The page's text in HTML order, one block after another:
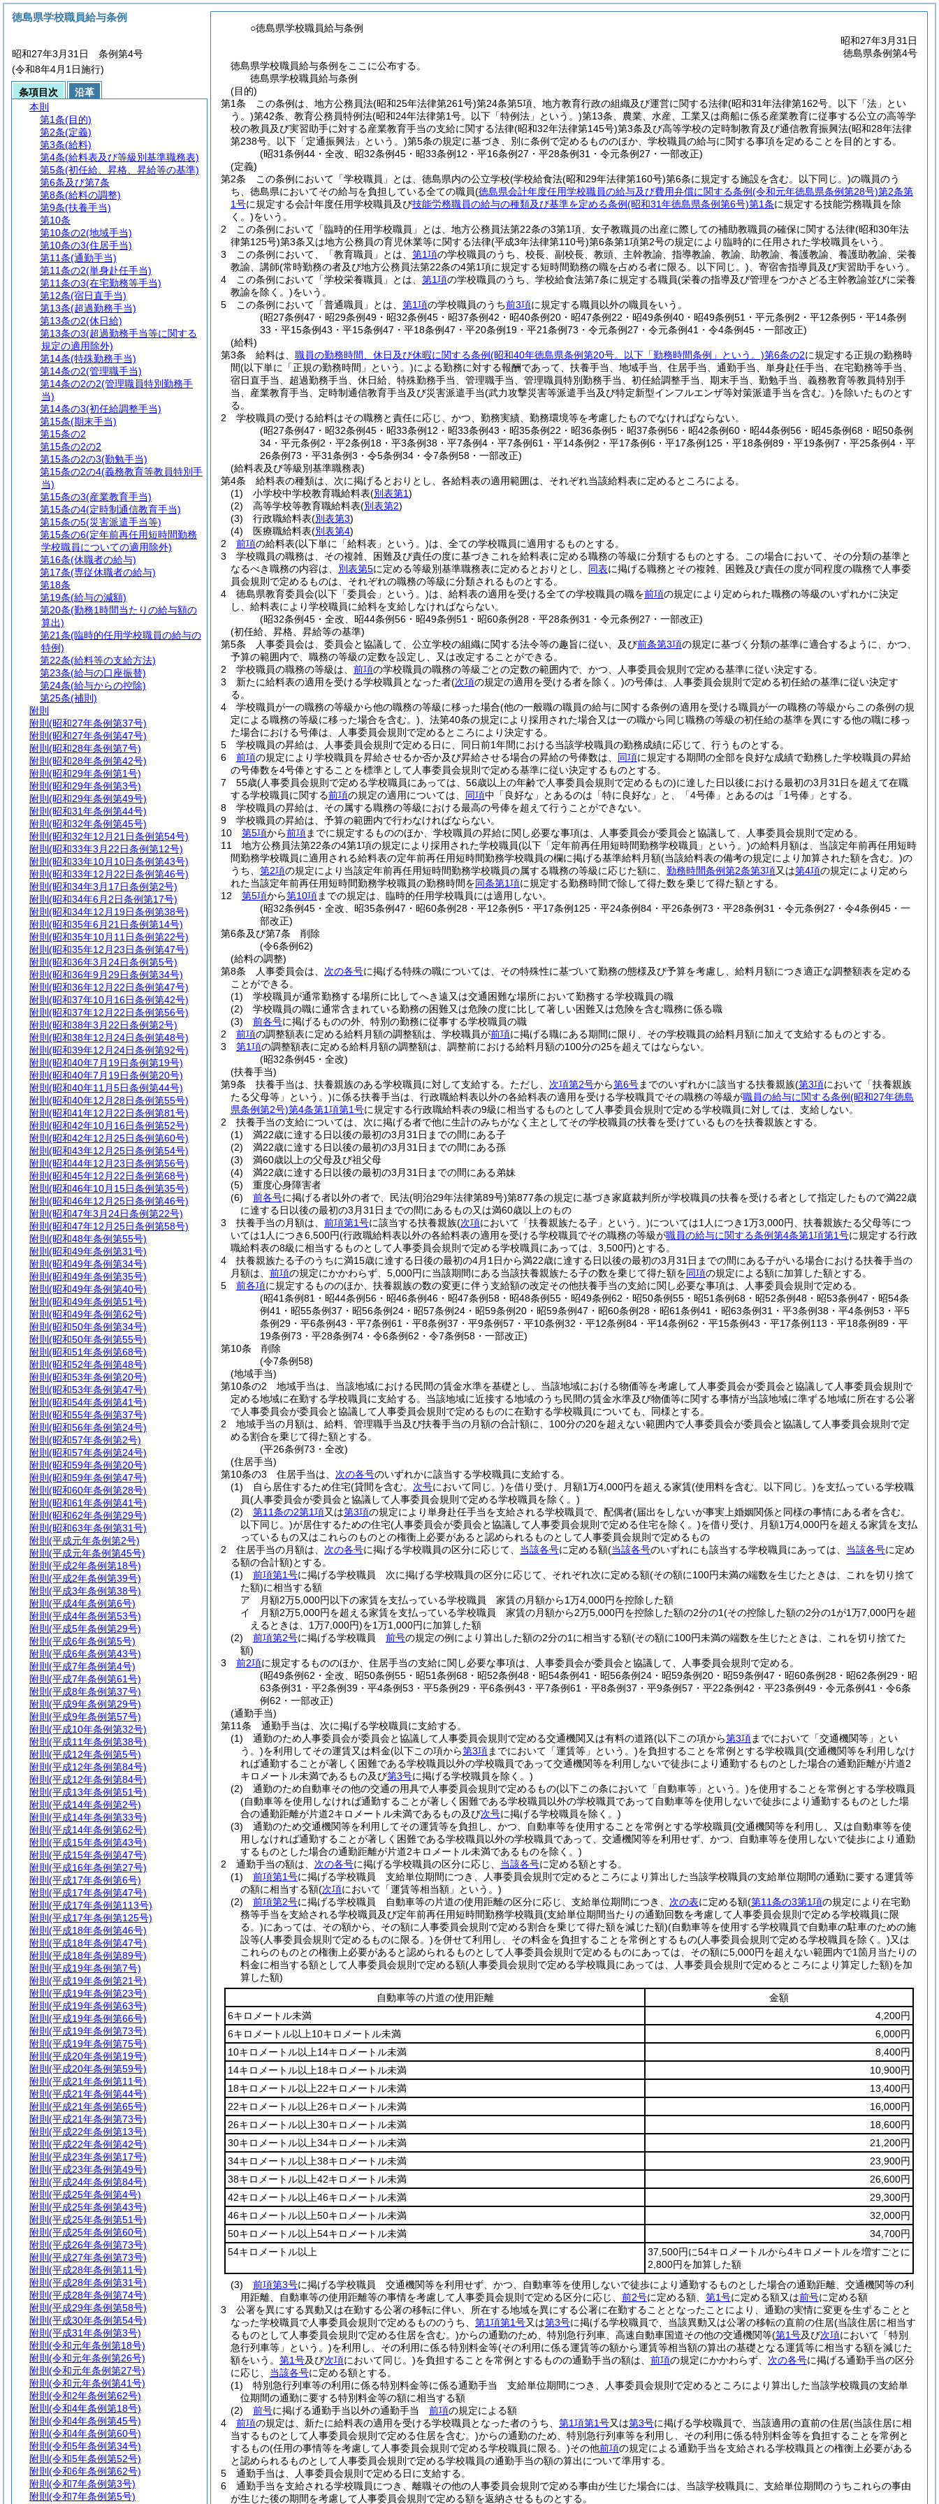
○徳島県学校職員給与条例
昭和27年3月31日
徳島県条例第4号
徳島県学校職員給与条例をここに公布する。
徳島県学校職員給与条例
(目的)
第1条
この条例は、地方公務員法(昭和25年法律第261号)第24条第5項、地方教育行政の組織及び運営に関する法律(昭和31年法律第162号。以下「法」とい
う。)第42条、教育公務員特例法(昭和24年法律第1号。以下「特例法」という。)第13条、農業、水産、工業又は商船に係る産業教育に従事する公立の高等学
校の教員及び実習助手に対する産業教育手当の支給に関する法律(昭和32年法律第145号)第3条及び高等学校の定時制教育及び通信教育振興法(昭和28年法律
第238号。以下「定通振興法」という。)第5条の規定に基づき、別に条例で定めるもののほか、学校職員の給与に関する事項を定めることを目的とする。
(昭31条例44・全改、昭32条例45・昭33条例12・平16条例27・平28条例31・令元条例27・一部改正)
(定義)
第2条
この条例において「学校職員」とは、徳島県内の公立学校(学校給食法(昭和29年法律第160号)第6条に規定する施設を含む。以下同じ。)の職員のう
ち、徳島県においてその給与を負担している全ての職員(徳島県会計年度任用学校職員の給与及び費用弁償に関する条例(令和元年徳島県条例第28号)第2条第
1号に規定する会計年度任用学校職員及び技能労務職員の給与の種類及び基準を定める条例(昭和31年徳島県条例第6号)第1条に規定する技能労務職員を除
く。)をいう。
2
この条例において「臨時的任用学校職員」とは、地方公務員法第22条の3第1項、女子教職員の出産に際しての補助教職員の確保に関する法律(昭和30年法
律第125号)第3条又は地方公務員の育児休業等に関する法律(平成3年法律第110号)第6条第1項第2号の規定により臨時的に任用された学校職員をいう。
3
この条例において、「教育職員」とは、 第1項の学校職員のうち、校長、副校長、教頭、主幹教諭、指導教諭、教諭、助教諭、養護教諭、養護助教諭、栄養
教諭、講師(常時勤務の者及び地方公務員法第22条の4第1項に規定する短時間勤務の職を占める者に限る。以下同じ。) 、寄宿舎指導員及び実習助手をいう。
4
この条例において「学校栄養職員」とは、 第1項の学校職員のうち、学校給食法第7条に規定する職員(栄養の指導及び管理をつかさどる主幹教諭並びに栄養
教諭を除く。)をいう。
5
この条例において「普通職員」とは、 第1項の学校職員のうち前3項に規定する職員以外の職員をいう。
(昭27条例47・昭29条例49・昭32条例45・昭37条例42・昭40条例20・昭47条例22・昭49条例40・昭49条例51・平元条例2・平12条例5・平14条例
33・平15条例43・平15条例47・平18条例47・平20条例19・平21条例73・令元条例27・令元条例41・令4条例45・一部改正)
(給料)
第3条
給料は、 職員の勤務時間、休日及び休暇に関する条例(昭和40年徳島県条例第20号。以下「勤務時間条例」という。)第6条の2に規定する正規の勤務時
間(以下単に「正規の勤務時間」という。)による勤務に対する報酬であって、扶養手当、地域手当、住居手当、通勤手当、単身赴任手当、在宅勤務等手当、
宿日直手当、超過勤務手当、休日給、特殊勤務手当、管理職手当、管理職員特別勤務手当、初任給調整手当、期末手当、勤勉手当、義務教育等教員特別手
当、産業教育手当、定時制通信教育手当及び災害派遣手当(武力攻撃災害等派遣手当及び特定新型インフルエンザ等対策派遣手当を含む。)を除いたものとす
る。
2
学校職員の受ける給料はその職務と責任に応じ、かつ、勤務実績、勤務環境等を考慮したものでなければならない。
(昭27条例47・昭32条例45・昭33条例12・昭33条例43・昭35条例22・昭36条例5・昭37条例56・昭42条例60・昭44条例56・昭45条例68・昭50条例
34・平元条例2・平2条例18・平3条例38・平7条例4・平7条例61・平14条例2・平17条例6・平17条例125・平18条例89・平19条例7・平25条例4・平
26条例73・平31条例3・令5条例34・令7条例58・一部改正)
(給料表及び等級別基準職務表)
第4条
給料表の種類は、次に掲げるとおりとし、各給料表の適用範囲は、それぞれ当該給料表に定めるところによる。
(1)
小学校中学校教育職給料表(別表第1)
(2)
高等学校等教育職給料表(別表第2)
(3)
行政職給料表(別表第3)
(4)
医療職給料表(別表第4)
2
前項の給料表(以下単に「給料表」という。)は、全ての学校職員に適用するものとする。
3
学校職員の職務は、その複雑、困難及び責任の度に基づきこれを給料表に定める職務の等級に分類するものとする。
この場合において、その分類の基準と
なるべき職務の内容は、 別表第5に定める等級別基準職務表に定めるとおりとし、 同表に掲げる職務とその複雑、困難及び責任の度が同程度の職務で人事委
員会規則で定めるものは、それぞれの職務の等級に分類されるものとする。
4
徳島県教育委員会(以下「委員会」という。)は、給料表の適用を受ける全ての学校職員の職を前項の規定により定められた職務の等級のいずれかに決定
し、給料表により学校職員に給料を支給しなければならない。
(昭32条例45・全改、昭44条例56・昭49条例51・昭60条例28・平28条例31・令元条例27・一部改正)
(初任給、昇格、昇給等の基準)
第5条
人事委員会は、委員会と協議して、公立学校の組織に関する法令等の趣旨に従い、及び前条第3項の規定に基づく分類の基準に適合するように、かつ、
予算の範囲内で、職務の等級の定数を設定し、又は改定することができる。
2
学校職員の職務の等級は、 前項の学校職員の職務の等級ごとの定数の範囲内で、かつ、人事委員会規則で定める基準に従い決定する。
3
新たに給料表の適用を受ける学校職員となった者(次項の規定の適用を受ける者を除く。)の号俸は、人事委員会規則で定める初任給の基準に従い決定す
る。
4
学校職員が一の職務の等級から他の職務の等級に移った場合(他の一般職の職員の給与に関する条例の適用を受ける職員が一の職務の等級からこの条例の規
定による職務の等級に移った場合を含む。) 、法第40条の規定により採用された場合又は一の職から同じ職務の等級の初任給の基準を異にする他の職に移っ
た場合における号俸は、人事委員会規則で定めるところにより決定する。
5
学校職員の昇給は、人事委員会規則で定める日に、同日前1年間における当該学校職員の勤務成績に応じて、行うものとする。
6
前項の規定により学校職員を昇給させるか否か及び昇給させる場合の昇給の号俸数は、 同項に規定する期間の全部を良好な成績で勤務した学校職員の昇給
の号俸数を4号俸とすることを標準として人事委員会規則で定める基準に従い決定するものとする。
7
55歳(人事委員会規則で定める学校職員にあっては、56歳以上の年齢で人事委員会規則で定めるもの)に達した日以後における最初の3月31日を超えて在職
する学校職員に関する前項の規定の適用については、 同項中「良好な」とあるのは「特に良好な」と、「4号俸」とあるのは「1号俸」とする。
8
学校職員の昇給は、その属する職務の等級における最高の号俸を超えて行うことができない。
9
学校職員の昇給は、予算の範囲内で行わなければならない。
10
第5項から前項までに規定するもののほか、学校職員の昇給に関し必要な事項は、人事委員会が委員会と協議して、人事委員会規則で定める。
11
地方公務員法第22条の4第1項の規定により採用された学校職員(以下「定年前再任用短時間勤務学校職員」という。)の給料月額は、当該定年前再任用短時
間勤務学校職員に適用される給料表の定年前再任用短時間勤務学校職員の欄に掲げる基準給料月額(当該給料表の備考の規定により加算された額を含む。)の
うち、 第2項の規定により当該定年前再任用短時間勤務学校職員の属する職務の等級に応じた額に、 勤務時間条例第2条第3項又は第4項の規定により定めら
れた当該定年前再任用短時間勤務学校職員の勤務時間を同条第1項に規定する勤務時間で除して得た数を乗じて得た額とする。
12
第5項から第10項までの規定は、臨時的任用学校職員には適用しない。
(昭32条例45・全改、昭35条例47・昭60条例28・平12条例5・平17条例125・平24条例84・平26条例73・平28条例31・令元条例27・令4条例45・一
部改正)
第6条及び第7条
削除
(令6条例62)
(給料の調整)
第8条
人事委員会は、 次の各号に掲げる特殊の職については、その特殊性に基づいて勤務の態様及び予算を考慮し、給料月額につき適正な調整額表を定める
ことができる。
(1)
学校職員が通常勤務する場所に比してへき遠又は交通困難な場所において勤務する学校職員の職
(2)
学校職員の職に通常含まれている勤務の困難又は危険の度に比して著しい困難又は危険を含む職務に係る職
(3)
前各号に掲げるものの外、特別の勤務に従事する学校職員の職
2
前項の調整額表に定める給料月額の調整額は、学校職員が前項に掲げる職にある期間に限り、その学校職員の給料月額に加えて支給するものとする。
3
第1項の調整額表に定める給料月額の調整額は、調整前における給料月額の100分の25を超えてはならない。
(昭32条例45・全改)
(扶養手当)
第9条
扶養手当は、扶養親族のある学校職員に対して支給する。 ただし、 次項第2号から第6号までのいずれかに該当する扶養親族(第3項において「扶養親族
たる父母等」という。)に係る扶養手当は、行政職給料表以外の各給料表の適用を受ける学校職員でその職務の等級が職員の給与に関する条例(昭和27年徳島
県条例第2号)第4条第1項第1号に規定する行政職給料表の9級に相当するものとして人事委員会規則で定める学校職員に対しては、支給しない。
2
扶養手当の支給については、次に掲げる者で他に生計のみちがなく主としてその学校職員の扶養を受けているものを扶養親族とする。
(1)
満22歳に達する日以後の最初の3月31日までの間にある子
(2)
満22歳に達する日以後の最初の3月31日までの間にある孫
(3)
満60歳以上の父母及び祖父母
(4)
満22歳に達する日以後の最初の3月31日までの間にある弟妹
(5)
重度心身障害者
(6)
前各号に掲げる者以外の者で、民法(明治29年法律第89号)第877条の規定に基づき家庭裁判所が学校職員の扶養を受ける者として指定したもので満22歳
に達する日以後の最初の3月31日までの間にあるもの又は満60歳以上のもの
3
扶養手当の月額は、 前項第1号に該当する扶養親族(次項において「扶養親族たる子」という。)については1人につき1万3,000円、扶養親族たる父母等につ
いては1人につき6,500円(行政職給料表以外の各給料表の適用を受ける学校職員でその職務の等級が職員の給与に関する条例第4条第1項第1号に規定する行政
職給料表の8級に相当するものとして人事委員会規則で定める学校職員にあっては、3,500円)とする。
4
扶養親族たる子のうちに満15歳に達する日後の最初の4月1日から満22歳に達する日以後の最初の3月31日までの間にある子がいる場合における扶養手当の
月額は、 前項の規定にかかわらず、5,000円に当該期間にある当該扶養親族たる子の数を乗じて得た額を同項の規定による額に加算した額とする。
5
前各項に規定するもののほか、扶養親族の数の変更に伴う支給額の改定その他扶養手当の支給に関し必要な事項は、人事委員会規則で定める。
(昭41条例81・昭44条例56・昭46条例46・昭47条例58・昭48条例55・昭49条例62・昭50条例55・昭51条例68・昭52条例48・昭53条例47・昭54条
例41・昭55条例37・昭56条例24・昭57条例24・昭59条例20・昭59条例47・昭60条例28・昭61条例41・昭63条例31・平3条例38・平4条例53・平5
条例29・平6条例43・平7条例61・平8条例37・平9条例57・平10条例32・平12条例84・平14条例62・平15条例43・平17条例113・平18条例89・平
19条例73・平28条例74・令6条例62・令7条例58・一部改正)
第10条
削除
(令7条例58)
(地域手当)
第10条の2
地域手当は、当該地域における民間の賃金水準を基礎とし、当該地域における物価等を考慮して人事委員会が委員会と協議して人事委員会規則で
定める地域に在勤する学校職員に支給する。 当該地域に近接する地域のうち民間の賃金水準及び物価等に関する事情が当該地域に準ずる地域に所在する公署
で人事委員会が委員会と協議して人事委員会規則で定めるものに在勤する学校職員についても、同様とする。
2
地域手当の月額は、給料、管理職手当及び扶養手当の月額の合計額に、100分の20を超えない範囲内で人事委員会が委員会と協議して人事委員会規則で定
める割合を乗じて得た額とする。
(平26条例73・全改)
(住居手当)
第10条の3
住居手当は、 次の各号のいずれかに該当する学校職員に支給する。
(1)
自ら居住するため住宅(貸間を含む。 次号において同じ。)を借り受け、月額1万4,000円を超える家賃(使用料を含む。以下同じ。)を支払っている学校職
員(人事委員会が委員会と協議して人事委員会規則で定める学校職員を除く。)
(2)
第11条の2第1項又は第3項の規定により単身赴任手当を支給される学校職員で、配偶者(届出をしないが事実上婚姻関係と同様の事情にある者を含む。
以下同じ。)が居住するための住宅(人事委員会が委員会と協議して人事委員会規則で定める住宅を除く。)を借り受け、月額1万4,000円を超える家賃を支払
っているもの又はこれらのものとの権衡上必要があると認められるものとして人事委員会規則で定めるもの
2
住居手当の月額は、 次の各号に掲げる学校職員の区分に応じて、 当該各号に定める額(当該各号のいずれにも該当する学校職員にあっては、 当該各号に定め
る額の合計額)とする。
(1)
前項第1号に掲げる学校職員 次に掲げる学校職員の区分に応じて、それぞれ次に定める額(その額に100円未満の端数を生じたときは、これを切り捨て
た額)に相当する額
ア
月額2万5,000円以下の家賃を支払っている学校職員 家賃の月額から1万4,000円を控除した額
イ
月額2万5,000円を超える家賃を支払っている学校職員 家賃の月額から2万5,000円を控除した額の2分の1(その控除した額の2分の1が1万7,000円を超
えるときは、1万7,000円)を1万1,000円に加算した額
(2)
前項第2号に掲げる学校職員 前号の規定の例により算出した額の2分の1に相当する額(その額に100円未満の端数を生じたときは、これを切り捨てた
額)
3
前2項に規定するもののほか、住居手当の支給に関し必要な事項は、人事委員会が委員会と協議して、人事委員会規則で定める。
(昭49条例62・全改、昭50条例55・昭51条例68・昭52条例48・昭54条例41・昭56条例24・昭59条例20・昭59条例47・昭60条例28・昭62条例29・昭
63条例31・平2条例39・平4条例53・平5条例29・平6条例43・平7条例61・平8条例37・平9条例57・平22条例42・平23条例49・令元条例41・令6条
例62・一部改正)
(通勤手当)
第11条
通勤手当は、次に掲げる学校職員に支給する。
(1)
通勤のため人事委員会が委員会と協議して人事委員会規則で定める交通機関又は有料の道路(以下この項から第3項までにおいて「交通機関等」とい
う。)を利用してその運賃又は料金(以下この項から第3項までにおいて「運賃等」という。)を負担することを常例とする学校職員(交通機関等を利用しなけ
れば通勤することが著しく困難である学校職員以外の学校職員であって交通機関等を利用しないで徒歩により通勤するものとした場合の通勤距離が片道2
キロメートル未満であるもの及び第3号に掲げる学校職員を除く。)
(2)
通勤のため自動車その他の交通の用具で人事委員会規則で定めるもの(以下この条において「自動車等」という。)を使用することを常例とする学校職員
(自動車等を使用しなければ通勤することが著しく困難である学校職員以外の学校職員であって自動車等を使用しないで徒歩により通勤するものとした場
合の通勤距離が片道2キロメートル未満であるもの及び次号に掲げる学校職員を除く。)
(3)
通勤のため交通機関等を利用してその運賃等を負担し、かつ、自動車等を使用することを常例とする学校職員(交通機関等を利用し、又は自動車等を使
用しなければ通勤することが著しく困難である学校職員以外の学校職員であって、交通機関等を利用せず、かつ、自動車等を使用しないで徒歩により通勤
するものとした場合の通勤距離が片道2キロメートル未満であるものを除く。)
2
通勤手当の額は、 次の各号に掲げる学校職員の区分に応じ、 当該各号に定める額とする。
(1)
前項第1号に掲げる学校職員 支給単位期間につき、人事委員会規則で定めるところにより算出した当該学校職員の支給単位期間の通勤に要する運賃等
の額に相当する額(次項において「運賃等相当額」という。)
(2)
前項第2号に掲げる学校職員 自動車等の片道の使用距離の区分に応じ、支給単位期間につき、 次の表に定める額(第11条の3第1項の規定により在宅勤
務等手当を支給される学校職員及び定年前再任用短時間勤務学校職員(支給単位期間当たりの通勤回数を考慮して人事委員会規則で定める学校職員に限
る。)にあっては、その額から、その額に人事委員会規則で定める割合を乗じて得た額を減じた額)(自動車等を使用する学校職員で自動車の駐車のための施
設等(人事委員会規則で定めるものに限る。)を併せて利用し、その料金を負担することを常例とするもの(人事委員会規則で定める学校職員を除く。)又は
これらのものとの権衡上必要があると認められるものとして人事委員会規則で定めるものにあっては、その額に5,000円を超えない範囲内で1箇月当たりの
料金に相当する額として人事委員会規則で定める額(人事委員会規則で定める学校職員にあっては、人事委員会規則で定めるところにより算定した額)を加
算した額)
自動車等の片道の使用距離
金額
6キロメートル未満
4,200円
6キロメートル以上10キロメートル未満
6,000円
10キロメートル以上14キロメートル未満
8,400円
14キロメートル以上18キロメートル未満
10,900円
18キロメートル以上22キロメートル未満
13,400円
22キロメートル以上26キロメートル未満
16,000円
26キロメートル以上30キロメートル未満
18,600円
30キロメートル以上34キロメートル未満
21,200円
34キロメートル以上38キロメートル未満
23,900円
38キロメートル以上42キロメートル未満
26,600円
42キロメートル以上46キロメートル未満
29,300円
46キロメートル以上50キロメートル未満
32,000円
50キロメートル以上54キロメートル未満
34,700円
54キロメートル以上
37,500円に54キロメートルから4キロメートルを増すごとに
2,800円を加算した額
(3)
前項第3号に掲げる学校職員 交通機関等を利用せず、かつ、自動車等を使用しないで徒歩により通勤するものとした場合の通勤距離、交通機関等の利
用距離、自動車等の使用距離等の事情を考慮して人事委員会規則で定める区分に応じ、 前2号に定める額、 第1号に定める額又は前号に定める額
3
公署を異にする異動又は在勤する公署の移転に伴い、所在する地域を異にする公署に在勤することとなったことにより、通勤の実情に変更を生ずることと
なった学校職員で人事委員会規則で定めるもののうち、 第1項第1号又は第3号に掲げる学校職員で、当該異動又は公署の移転の直前の住居(当該住居に相当す
るものとして人事委員会規則で定める住居を含む。)からの通勤のため、特別急行列車、高速自動車国道その他の交通機関等(第1号及び次項において「特別
急行列車等」という。)を利用し、その利用に係る特別料金等(その利用に係る運賃等の額から運賃等相当額の算出の基礎となる運賃等に相当する額を減じた
額をいう。 第1号及び次項において同じ。)を負担することを常例とするものの通勤手当の額は、 前項の規定にかかわらず、 次の各号に掲げる通勤手当の区分
に応じ、 当該各号に定める額とする。
(1)
特別急行列車等の利用に係る特別料金等に係る通勤手当 支給単位期間につき、人事委員会規則で定めるところにより算出した当該学校職員の支給単
位期間の通勤に要する特別料金等の額に相当する額
(2)
前号に掲げる通勤手当以外の通勤手当 前項の規定による額
4
前項の規定は、新たに給料表の適用を受ける学校職員となった者のうち、 第1項第1号又は第3号に掲げる学校職員で、当該適用の直前の住居(当該住居に相
当するものとして人事委員会規則で定める住居を含む。)からの通勤のため、特別急行列車等を利用し、その利用に係る特別料金等を負担することを常例と
するもの(任用の事情等を考慮して人事委員会規則で定める学校職員に限る。)その他前項の規定による通勤手当を支給される学校職員との権衡上必要がある
と認められるものとして人事委員会規則で定める学校職員の通勤手当の額の算出について準用する。
5
通勤手当は、人事委員会規則で定める日に支給する。
6
通勤手当を支給される学校職員につき、離職その他の人事委員会規則で定める事由が生じた場合には、当該学校職員に、支給単位期間のうちこれらの事由
が生じた後の期間を考慮して人事委員会規則で定める額を返納させるものとする。
徳島県学校職員給与条例
昭和27年3月31日 条例第4号
(令和8年4月1日施行)
条項目次
沿革
本則
第1条(目的)
第2条(定義)
第3条(給料)
第4条(給料表及び等級別基準職務表)
第5条(初任給、昇格、昇給等の基準)
第6条及び第7条
第8条(給料の調整)
第9条(扶養手当)
第10条
第10条の2(地域手当)
第10条の3(住居手当)
第11条(通勤手当)
第11条の2(単身赴任手当)
第11条の3(在宅勤務等手当)
第12条(宿日直手当)
第13条(超過勤務手当)
第13条の2(休日給)
第13条の3(超過勤務手当等に関する
規定の適用除外)
第14条(特殊勤務手当)
第14条の2(管理職手当)
第14条の2の2(管理職員特別勤務手
当)
第14条の3(初任給調整手当)
第15条(期末手当)
第15条の2
第15条の2の2
第15条の2の3(勤勉手当)
第15条の2の4(義務教育等教員特別手
当)
第15条の3(産業教育手当)
第15条の4(定時制通信教育手当)
第15条の5(災害派遣手当等)
第15条の6(定年前再任用短時間勤務
学校職員についての適用除外)
第16条(休職者の給与)
第17条(専従休職者の給与)
第18条
第19条(給与の減額)
第20条(勤務1時間当たりの給与額の
算出)
第21条(臨時的任用学校職員の給与の
特例)
第22条(給料等の支給方法)
第23条(給与の口座振替)
第24条(給与からの控除)
第25条(補則)
附則
附則 (昭和27年条例第37号)
附則 (昭和27年条例第47号)
附則 (昭和28年条例第7号)
附則 (昭和28年条例第42号)
附則 (昭和29年条例第1号)
附則 (昭和29年条例第3号)
附則 (昭和29年条例第49号)
附則 (昭和31年条例第44号)
附則 (昭和32年条例第45号)
附則 (昭和32年12月21日条例第54号)
附則 (昭和33年3月22日条例第12号)
附則 (昭和33年10月10日条例第43号)
附則 (昭和33年12月22日条例第46号)
附則 (昭和34年3月17日条例第2号)
附則 (昭和34年6月2日条例第17号)
附則 (昭和34年12月19日条例第38号)
附則 (昭和35年6月21日条例第14号)
附則 (昭和35年10月11日条例第22号)
附則 (昭和35年12月23日条例第47号)
附則 (昭和36年3月24日条例第5号)
附則 (昭和36年9月29日条例第34号)
附則 (昭和36年12月22日条例第47号)
附則 (昭和37年10月16日条例第42号)
附則 (昭和37年12月22日条例第56号)
附則 (昭和38年3月22日条例第2号)
附則 (昭和38年12月24日条例第48号)
附則 (昭和39年12月24日条例第92号)
附則 (昭和40年7月19日条例第19号)
附則 (昭和40年7月19日条例第20号)
附則 (昭和40年11月5日条例第44号)
附則 (昭和40年12月28日条例第55号)
附則 (昭和41年12月22日条例第81号)
附則 (昭和42年10月16日条例第52号)
附則 (昭和42年12月25日条例第60号)
附則 (昭和43年12月25日条例第54号)
附則 (昭和44年12月23日条例第56号)
附則 (昭和45年12月22日条例第68号)
附則 (昭和46年10月15日条例第35号)
附則 (昭和46年12月25日条例第46号)
附則 (昭和47年3月24日条例第22号)
附則 (昭和47年12月25日条例第58号)
附則 (昭和48年条例第55号)
附則 (昭和49年条例第31号)
附則 (昭和49年条例第34号)
附則 (昭和49年条例第35号)
附則 (昭和49年条例第40号)
附則 (昭和49年条例第51号)
附則 (昭和49年条例第62号)
附則 (昭和50年条例第34号)
附則 (昭和50年条例第55号)
附則 (昭和51年条例第68号)
附則 (昭和52年条例第48号)
附則 (昭和53年条例第20号)
附則 (昭和53年条例第47号)
附則 (昭和54年条例第41号)
附則 (昭和55年条例第37号)
附則 (昭和56年条例第24号)
附則 (昭和57年条例第2号)
附則 (昭和57年条例第24号)
附則 (昭和59年条例第20号)
附則 (昭和59年条例第47号)
附則 (昭和60年条例第28号)
附則 (昭和61年条例第41号)
附則 (昭和62年条例第29号)
附則 (昭和63年条例第31号)
附則 (平成元年条例第2号)
附則 (平成元年条例第45号)
附則 (平成2年条例第18号)
附則 (平成2年条例第39号)
附則 (平成3年条例第38号)
附則 (平成4年条例第6号)
附則 (平成4年条例第53号)
附則 (平成5年条例第29号)
附則 (平成6年条例第5号)
附則 (平成6年条例第43号)
附則 (平成7年条例第4号)
附則 (平成7年条例第61号)
附則 (平成8年条例第37号)
附則 (平成9年条例第29号)
附則 (平成9年条例第57号)
附則 (平成10年条例第32号)
附則 (平成11年条例第38号)
附則 (平成12年条例第5号)
附則 (平成12年条例第84号)
附則 (平成12年条例第84号)
附則 (平成13年条例第51号)
附則 (平成14年条例第2号)
附則 (平成14年条例第33号)
附則 (平成14年条例第62号)
附則 (平成15年条例第43号)
附則 (平成15年条例第47号)
附則 (平成16年条例第27号)
附則 (平成17年条例第6号)
附則 (平成17年条例第47号)
附則 (平成17年条例第113号)
附則 (平成17年条例第125号)
附則 (平成18年条例第46号)
附則 (平成18年条例第47号)
附則 (平成18年条例第89号)
附則 (平成19年条例第7号)
附則 (平成19年条例第21号)
附則 (平成19年条例第23号)
附則 (平成19年条例第63号)
附則 (平成19年条例第66号)
附則 (平成19年条例第73号)
附則 (平成19年条例第75号)
附則 (平成20年条例第19号)
附則 (平成20年条例第59号)
附則 (平成21年条例第11号)
附則 (平成21年条例第44号)
附則 (平成21年条例第65号)
附則 (平成21年条例第73号)
附則 (平成22年条例第13号)
附則 (平成22年条例第42号)
附則 (平成23年条例第17号)
附則 (平成23年条例第49号)
附則 (平成24年条例第84号)
附則 (平成25年条例第4号)
附則 (平成25年条例第43号)
附則 (平成25年条例第51号)
附則 (平成25年条例第60号)
附則 (平成26年条例第73号)
附則 (平成27年条例第73号)
附則 (平成28年条例第11号)
附則 (平成28年条例第31号)
附則 (平成28年条例第74号)
附則 (平成29年条例第58号)
附則 (平成30年条例第54号)
附則 (平成31年条例第3号)
附則 (令和元年条例第18号)
附則 (令和元年条例第26号)
附則 (令和元年条例第27号)
附則 (令和元年条例第41号)
附則 (令和2年条例第62号)
附則 (令和4年条例第18号)
附則 (令和4年条例第45号)
附則 (令和4年条例第60号)
附則 (令和5年条例第34号)
附則 (令和5年条例第52号)
附則 (令和6年条例第62号)
附則 (令和7年条例第3号)
附則 (令和7年条例第5号)